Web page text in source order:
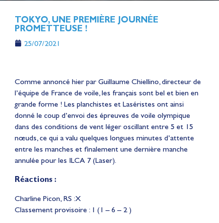
TOKYO, UNE PREMIÈRE JOURNÉE
PROMETTEUSE !
25/07/2021
Comme annoncé hier par Guillaume Chiellino, directeur de
l’équipe de France de voile, les français sont bel et bien en
grande forme ! Les planchistes et Laséristes ont ainsi
donné le coup d’envoi des épreuves de voile olympique
dans des conditions de vent léger oscillant entre 5 et 15
nœuds, ce qui a valu quelques longues minutes d’attente
entre les manches et finalement une dernière manche
annulée pour les ILCA 7 (Laser).
Réactions :
Charline Picon, RS :X
Classement provisoire : 1 (1 – 6 – 2 )